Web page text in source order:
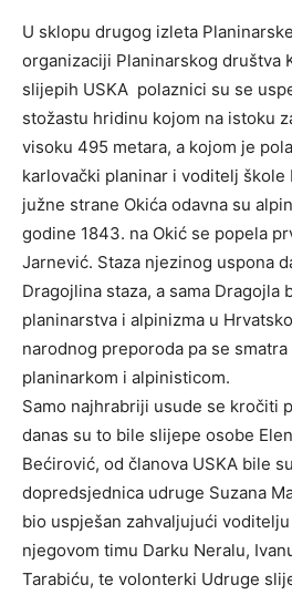
U sklopu drugog izleta
organizaciji Planinarskog društva
slijepih USKA polaznici su se
stožastu hridinu kojom na istoku
visoku 495 metara, a kojom je
karlovački planinar i voditelj škole
južne strane Okića odavna su
godine 1843. na Okić se popela
Jarnević. Staza njezinog uspona
Dragojlina staza, a sama Dragojla
planinarstva i alpinizma u
narodnog preporoda pa se
planinarkom i alpinisticom.
Samo najhrabriji usude se kročiti
danas su to bile slijepe osobe
Bećirović, od članova USKA bile
dopredsjednica udruge Suzana
bio uspješan zahvaljujući
njegovom timu Darku Neralu,
Tarabiću, te volonterki Udruge